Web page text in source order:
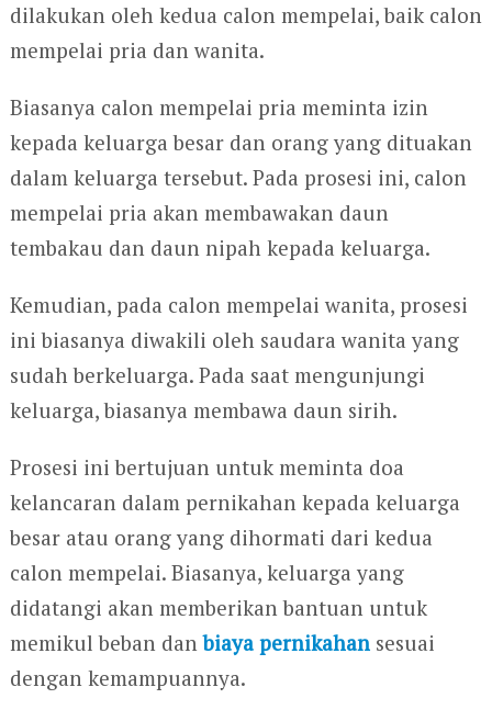
dilakukan oleh kedua calon mempelai, baik calon
mempelai pria dan wanita.
Biasanya calon mempelai pria meminta izin
kepada keluarga besar dan orang yang dituakan
dalam keluarga tersebut. Pada prosesi ini, calon
mempelai pria akan membawakan daun
tembakau dan daun nipah kepada keluarga.
Kemudian, pada calon mempelai wanita, prosesi
ini biasanya diwakili oleh saudara wanita yang
sudah berkeluarga. Pada saat mengunjungi
keluarga, biasanya membawa daun sirih.
Prosesi ini bertujuan untuk meminta doa
kelancaran dalam pernikahan kepada keluarga
besar atau orang yang dihormati dari kedua
calon mempelai. Biasanya, keluarga yang
didatangi akan memberikan bantuan untuk
memikul beban danbiaya pernikahansesuai
dengan kemampuannya.